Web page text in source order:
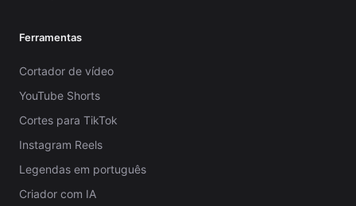
Ferramentas
Cortador de vídeo
YouTube Shorts
Cortes para TikTok
Instagram Reels
Legendas em português
Criador com IA